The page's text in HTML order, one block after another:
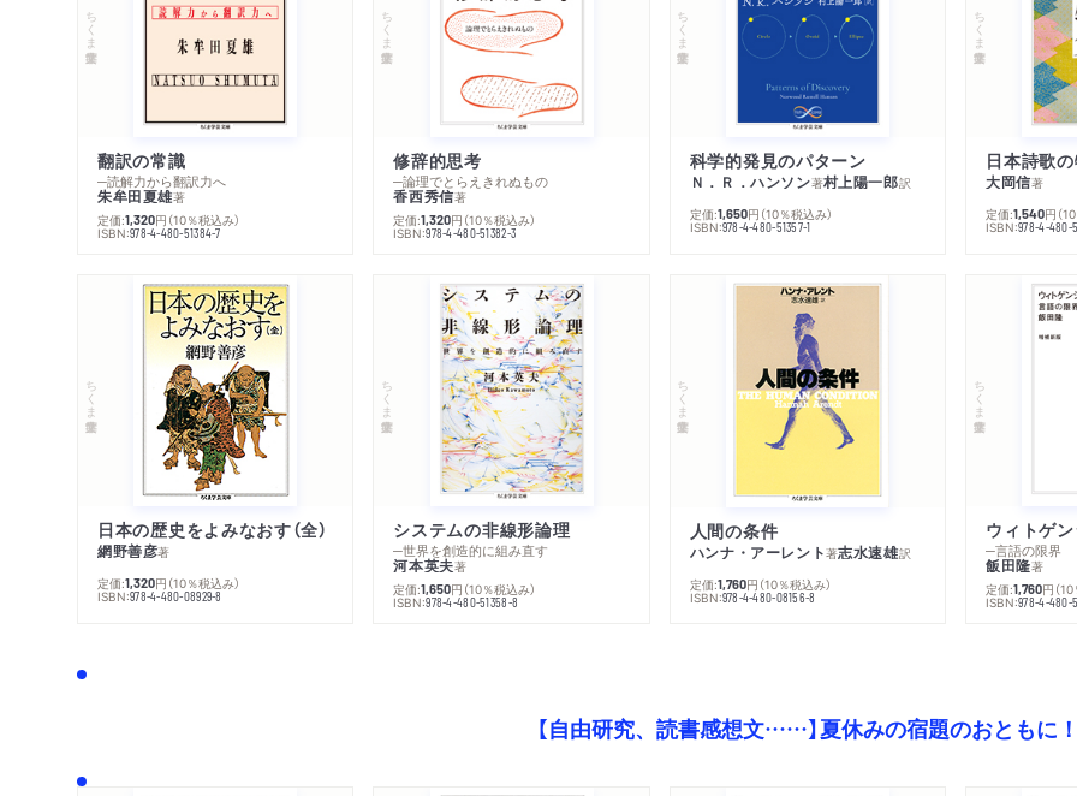
ちくま学芸文庫
翻訳の常識
─読解力から翻訳力へ
朱牟田夏雄著
定価:1,320円 （10％税込み）
ISBN:978-4-480-51384-7
ちくま学芸文庫
修辞的思考
─論理でとらえきれぬもの
香西秀信著
定価:1,320円 （10％税込み）
ISBN:978-4-480-51382-3
ちくま学芸文庫
科学的発見のパターン
Ｎ．Ｒ．ハンソン著村上陽一郎訳
定価:1,650円 （10％税込み）
ISBN:978-4-480-51357-1
ちくま学芸文庫
日本詩歌
大岡信著
定価:1,540円 （
ISBN:978-4-480-
ちくま学芸文庫
日本の歴史をよみなおす（全）
網野善彦著
定価:1,320円 （10％税込み）
ISBN:978-4-480-08929-8
ちくま学芸文庫
システムの非線形論理
─世界を創造的に組み直す
河本英夫著
定価:1,650円 （10％税込み）
ISBN:978-4-480-51358-8
ちくま学芸文庫
人間の条件
ハンナ・アーレント著志水速雄訳
定価:1,760円 （10％税込み）
ISBN:978-4-480-08156-8
ちくま学芸文庫
─言語の限界
飯田隆著
定価:1,760円 （
ISBN:978-4-480-
【自由研究、読書感想文……】夏休みの宿題のおともに！